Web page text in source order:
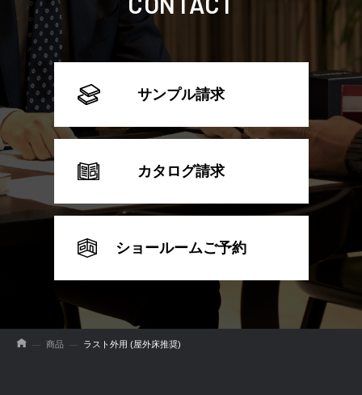
サンプル請求
カタログ請求
ショールームご予約
商品 ラスト外用 (屋外床推奨)